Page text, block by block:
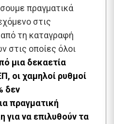
πραγματικά
στις
τη καταγραφή
στις οποίες όλοι
μια δεκαετία
οι χαμηλοί ρυθμοί
δεν
πραγματική
για να επιλυθούν τα